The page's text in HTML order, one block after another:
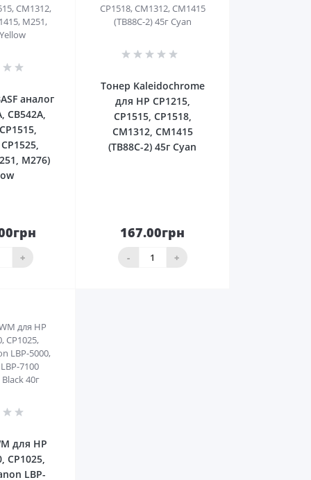
аналог
CB542A,
M276)
+
До
Тонер Kaleidochrome
для HP CP1215,
CP1515, CP1518,
CM1312, CM1415
(TB88C-2) 45г Cyan
167.00грн
- +
До
кошика
для HP
CP1025,
LBP-